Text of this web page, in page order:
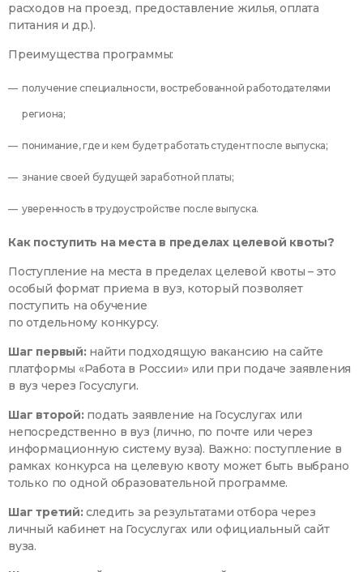
расходов на проезд, предоставление жилья, оплата
питания и др.).
Преимущества программы:
получение специальности, востребованной работодателями
региона;
понимание, где и кем будет работать студент после выпуска;
знание своей будущей заработной платы;
уверенность в трудоустройстве после выпуска.
Как поступить на места в пределах целевой квоты?
Поступление на места в пределах целевой квоты – это
особый формат приема в вуз, который позволяет
поступить на обучение
по отдельному конкурсу.
Шаг первый: найти подходящую вакансию на сайте
платформы «Работа в России» или при подаче заявления
в вуз через Госуслуги.
Шаг второй: подать заявление на Госуслугах или
непосредственно в вуз (лично, по почте или через
информационную систему вуза). Важно: поступление в
рамках конкурса на целевую квоту может быть выбрано
только по одной образовательной программе.
Шаг третий:следить за результатами отбора через
личный кабинет на Госуслугах или официальный сайт
вуза.